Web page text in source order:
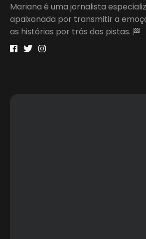
Mariana é uma jornalista
apaixonada por transmitir a
as histórias por trás das pistas. 🏁